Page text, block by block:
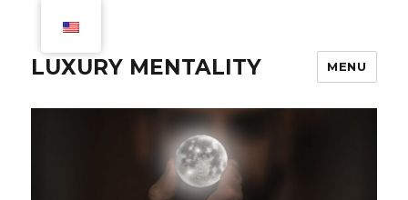
LUXURY MENTALITY MENU